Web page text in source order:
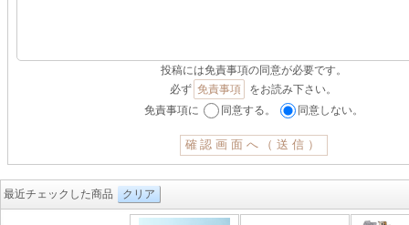
投稿には免責事項の同意が必要です。
必ず 免責事項
をお読み下さい。
免責事項に
同意する。 同意しない。
最近チェックした商品 クリア